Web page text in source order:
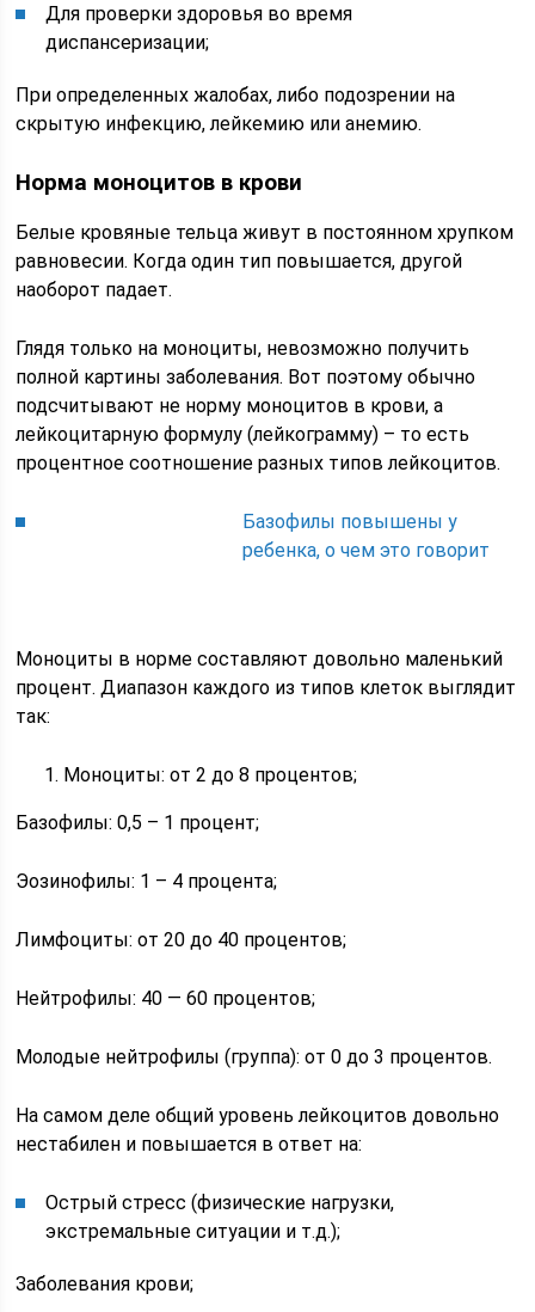
Для проверки здоровья во время
диспансеризации;
При определенных жалобах, либо подозрении на
скрытую инфекцию, лейкемию или анемию.
Норма моноцитов в крови
Белые кровяные тельца живут в постоянном хрупком
равновесии. Когда один тип повышается, другой
наоборот падает.
Глядя только на моноциты, невозможно получить
полной картины заболевания. Вот поэтому обычно
подсчитывают не норму моноцитов в крови, а
лейкоцитарную формулу (лейкограмму) – то есть
процентное соотношение разных типов лейкоцитов.
Базофилы повышены у
ребенка, о чем это говорит
Моноциты в норме составляют довольно маленький
процент. Диапазон каждого из типов клеток выглядит
так:
Моноциты: от 2 до 8 процентов;
Базофилы: 0,5 – 1 процент;
Эозинофилы: 1 – 4 процента;
Лимфоциты: от 20 до 40 процентов;
Нейтрофилы: 40 — 60 процентов;
Молодые нейтрофилы (группа): от 0 до 3 процентов.
На самом деле общий уровень лейкоцитов довольно
нестабилен и повышается в ответ на:
Острый стресс (физические нагрузки,
экстремальные ситуации и т.д.);
Заболевания крови;